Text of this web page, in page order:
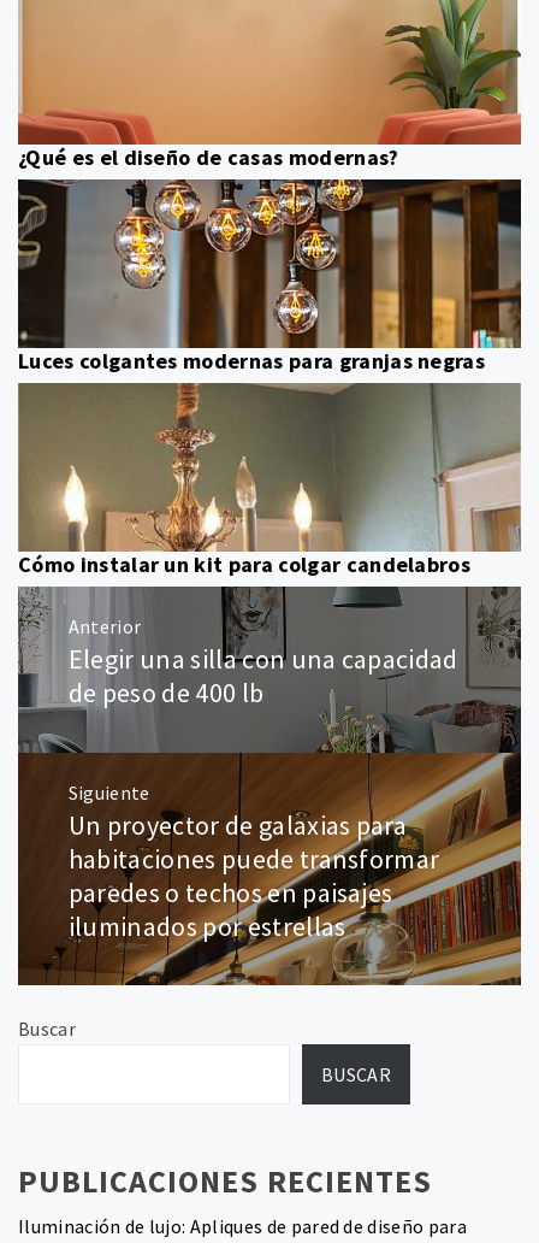
¿Qué es el diseño de casas modernas?
Luces colgantes modernas para granjas negras
Cómo instalar un kit para colgar candelabros
Navegación
de
entradas
Anterior
Entrada
anterior:
Elegir una silla con una capacidad
de peso de 400 lb
Siguiente
Entrada
siguiente:
Un proyector de galaxias para
habitaciones puede transformar
paredes o techos en paisajes
iluminados por estrellas
Buscar
BUSCAR
PUBLICACIONES RECIENTES
Iluminación de lujo: Apliques de pared de diseño para